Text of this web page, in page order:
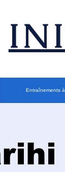
Entraînements